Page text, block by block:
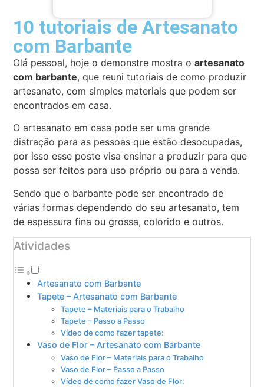
10 tutoriais de Artesanato
com Barbante
Olá pessoal, hoje o demonstre mostra oartesanato
com barbante, que reuni tutoriais de como produzir
artesanato, com simples materiais que podem ser
encontrados em casa.
O artesanato em casa pode ser uma grande
distração para as pessoas que estão desocupadas,
por isso esse poste visa ensinar a produzir para que
possa ser feitos para uso próprio ou para a venda.
Sendo que o barbante pode ser encontrado de
várias formas dependendo do seu artesanato, tem
de espessura fina ou grossa, colorido e outros.
Atividades
Artesanato com Barbante
Tapete – Artesanato com Barbante
Tapete – Materiais para o Trabalho
Tapete – Passo a Passo
Vídeo de como fazer tapete:
Vaso de Flor – Artesanato com Barbante
Vaso de Flor – Materiais para o Trabalho
Vaso de Flor – Passo a Passo
Vídeo de como fazer Vaso de Flor: